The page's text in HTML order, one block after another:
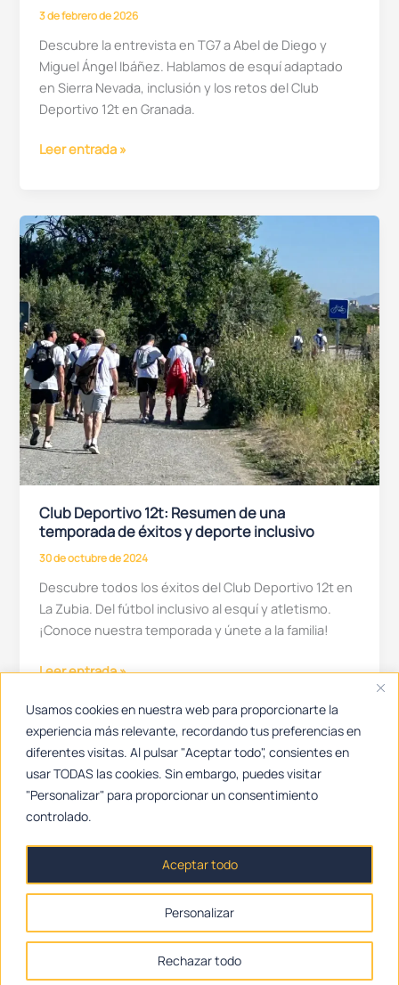
Usamos cookies en nuestra web para proporcionarte la
experiencia más relevante, recordando tus preferencias en
diferentes visitas. Al pulsar "Aceptar todo", consientes en
usar TODAS las cookies. Sin embargo, puedes visitar
"Personalizar" para proporcionar un consentimiento
controlado.
Personalizar
Rechazar todo
Aceptar todo
3 de febrero de 2026
Descubre la entrevista en TG7 a Abel de Diego y
Miguel Ángel Ibáñez. Hablamos de esquí adaptado
en Sierra Nevada, inclusión y los retos del Club
Deportivo 12t en Granada.
Esquí
Superación:
El
Club
Deportivo
12t
protagonista
en
TG7
Leer entrada »
Club Deportivo 12t: Resumen de una
temporada de éxitos y deporte inclusivo
30 de octubre de 2024
Descubre todos los éxitos del Club Deportivo 12t en
La Zubia. Del fútbol inclusivo al esquí y atletismo.
¡Conoce nuestra temporada y únete a la familia!
Club
12t:
Resumen
de
una
temporada
de
deporte
Leer entrada »
Inicio
El Club
Galería
Blog
Contacto
Derechos de autor © 2026 Club Deportivo 12t